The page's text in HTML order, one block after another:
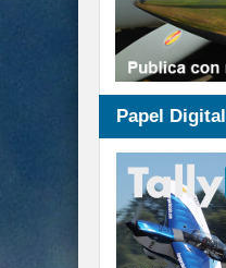
Papel Digital